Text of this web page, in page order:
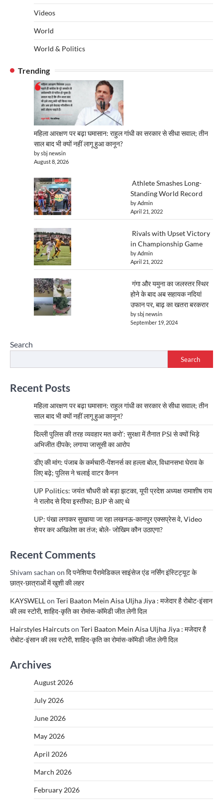
Videos
World
World & Politics
Trending
महिला आरक्षण पर बढ़ा घमासान: राहुल गांधी का सरकार से सीधा सवाल; तीन
साल बाद भी क्यों नहीं लागू हुआ कानून?
by sbj newsin
August 8, 2026
Athlete Smashes Long-
Standing World Record
by Admin
April 21, 2022
Rivals with Upset Victory
in Championship Game
by Admin
April 21, 2022
गंगा और यमुना का जलस्तर स्थिर
होने के बाद अब सहायक नदियां
उफान पर, बाढ़ का खतरा बरकरार
by sbj newsin
September 19, 2024
Search
Search
Recent Posts
महिला आरक्षण पर बढ़ा घमासान: राहुल गांधी का सरकार से सीधा सवाल; तीन
साल बाद भी क्यों नहीं लागू हुआ कानून?
दिल्ली पुलिस की तरह व्यवहार मत करो’: सुरक्षा में तैनात PSI से क्यों भिड़े
अभिजीत दीपके; लगाया जासूसी का आरोप
डीए की मांग: पंजाब के कर्मचारी-पेंशनर्स का हल्ला बोल, विधानसभा घेराव के
लिए बढ़े; पुलिस ने चलाई वाटर कैनन
UP Politics: जयंत चौधरी को बड़ा झटका, यूपी प्रदेश अध्यक्ष रामाशीष राय
ने रालोद से दिया इस्तीफा; BJP से आए थे
UP: पंखा लगाकर सुखाया जा रहा लखनऊ-कानपुर एक्सप्रेस वे, Video
शेयर कर अखिलेश का तंज; बोले- जोखिम कौन उठाएगा?
Recent Comments
Shivam sachan on दि पनेशिया पैरामेडिकल साइंसेज एंड नर्सिंग इंस्टिट्यूट के
छात्र-छात्राओं में खुशी की लहर
KAYSWELLon Teri Baaton Mein Aisa Uljha Jiya : मजेदार है रोबोट-इंसान
की लव स्टोरी, शाहिद-कृति का रोमांस-कॉमेडी जीत लेगी दिल
Hairstyles Haircutson Teri Baaton Mein Aisa Uljha Jiya : मजेदार है
रोबोट-इंसान की लव स्टोरी, शाहिद-कृति का रोमांस-कॉमेडी जीत लेगी दिल
Archives
August 2026
July 2026
June 2026
May 2026
April 2026
March 2026
February 2026